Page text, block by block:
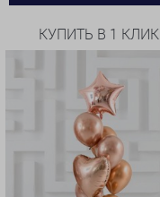
КУПИТЬ В 1 КЛИК